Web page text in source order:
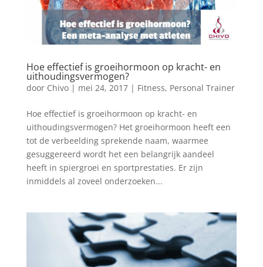
Hoe effectief is groeihormoon op kracht- en
uithoudingsvermogen?
door Chivo| mei 24, 2017| Fitness, Personal Trainer
Hoe effectief is groeihormoon op kracht- en
uithoudingsvermogen? Het groeihormoon heeft een
tot de verbeelding sprekende naam, waarmee
gesuggereerd wordt het een belangrijk aandeel
heeft in spiergroei en sportprestaties. Er zijn
inmiddels al zoveel onderzoeken...